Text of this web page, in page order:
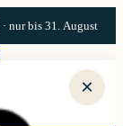
· nur bis 31. August
×